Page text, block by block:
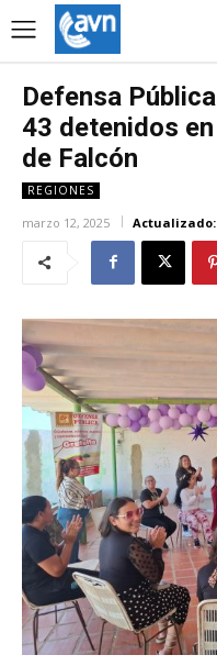
Defensa
43 detenidos
de Falcón
REGIONES
marzo 12, 2025 Actualizado: